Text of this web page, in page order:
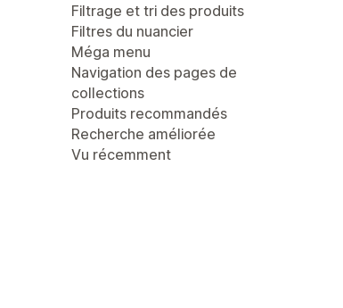
Filtrage et tri des produits
Filtres du nuancier
Méga menu
Navigation des pages de
collections
Produits recommandés
Recherche améliorée
Vu récemment